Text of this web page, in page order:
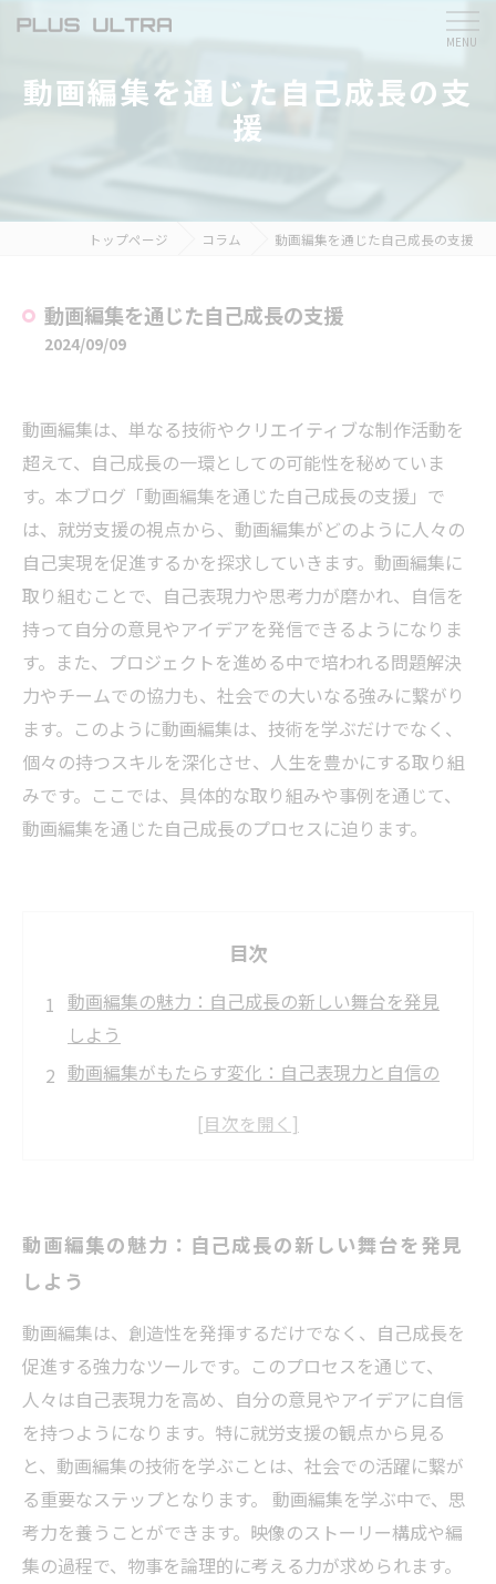
動画編集を通じた自己成長の支
援
トップページ コラム 動画編集を通じた自己成長の支援
動画編集を通じた自己成長の支援
2024/09/09
動画編集は、単なる技術やクリエイティブな制作活動を
超えて、自己成長の一環としての可能性を秘めていま
す。本ブログ「動画編集を通じた自己成長の支援」で
は、就労支援の視点から、動画編集がどのように人々の
自己実現を促進するかを探求していきます。動画編集に
取り組むことで、自己表現力や思考力が磨かれ、自信を
持って自分の意見やアイデアを発信できるようになりま
す。また、プロジェクトを進める中で培われる問題解決
力やチームでの協力も、社会での大いなる強みに繋がり
ます。このように動画編集は、技術を学ぶだけでなく、
個々の持つスキルを深化させ、人生を豊かにする取り組
みです。ここでは、具体的な取り組みや事例を通じて、
動画編集を通じた自己成長のプロセスに迫ります。
目次
動画編集の魅力：自己成長の新しい舞台を発見
しよう
動画編集がもたらす変化：自己表現力と自信の
プロジェクト推進の中で育まれる問題解決力と
例を紹介
自己成長の旅：動画編集を通じて新たな自分を
見つける
動画編集で得られるスキルが未来を変える
自己成長の支援としての動画編集：あなたも始
めてみませんか？
動画編集の魅力：自己成長の新しい舞台を発見
しよう
動画編集は、創造性を発揮するだけでなく、自己成長を
促進する強力なツールです。このプロセスを通じて、
人々は自己表現力を高め、自分の意見やアイデアに自信
を持つようになります。特に就労支援の観点から見る
と、動画編集の技術を学ぶことは、社会での活躍に繋が
る重要なステップとなります。 動画編集を学ぶ中で、思
考力を養うことができます。映像のストーリー構成や編
集の過程で、物事を論理的に考える力が求められます。